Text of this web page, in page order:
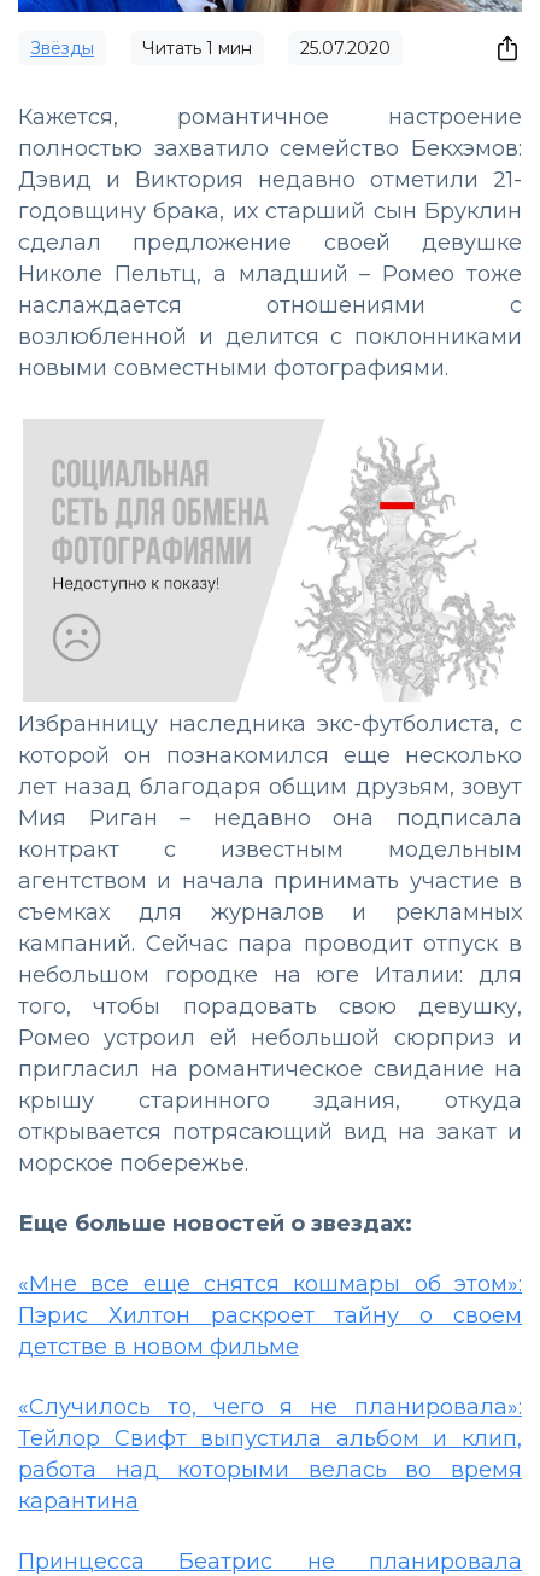
Звёзды Читать 1 мин 25.07.2020
Кажется, романтичное настроение
полностью захватило семейство Бекхэмов:
Дэвид и Виктория недавно отметили 21-
годовщину брака, их старший сын Бруклин
сделал предложение своей девушке
Николе Пельтц, а младший – Ромео тоже
наслаждается отношениями с
возлюбленной и делится с поклонниками
новыми совместными фотографиями.
Избранницу наследника экс-футболиста, с
которой он познакомился еще несколько
лет назад благодаря общим друзьям, зовут
Мия Риган – недавно она подписала
контракт с известным модельным
агентством и начала принимать участие в
съемках для журналов и рекламных
кампаний. Сейчас пара проводит отпуск в
небольшом городке на юге Италии: для
того, чтобы порадовать свою девушку,
Ромео устроил ей небольшой сюрприз и
пригласил на романтическое свидание на
крышу старинного здания, откуда
открывается потрясающий вид на закат и
морское побережье.
Еще больше новостей о звездах:
«Мне все еще снятся кошмары об этом»:
Пэрис Хилтон раскроет тайну о своем
детстве в новом фильме
«Случилось то, чего я не планировала»:
Тейлор Свифт выпустила альбом и клип,
работа над которыми велась во время
карантина
Принцесса Беатрис не планировала